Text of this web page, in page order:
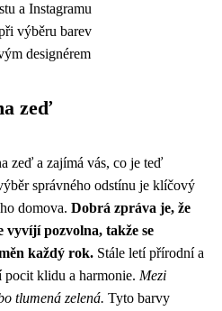
a Instagramu
výběru barev
designérem
zeď
zeď a zajímá vás, co je teď
správného odstínu je klíčový
domova. Dobrá zpráva je, že
vyvíjí pozvolna, takže se
každý rok. Stále letí přírodní a
pocit klidu a harmonie. Mezi
tlumená zelená. Tyto barvy